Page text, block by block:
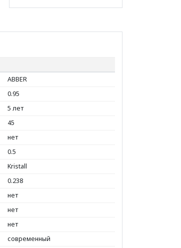
ABBER
0.95
5 лет
45
нет
0.5
Kristall
0.238
нет
нет
нет
современный